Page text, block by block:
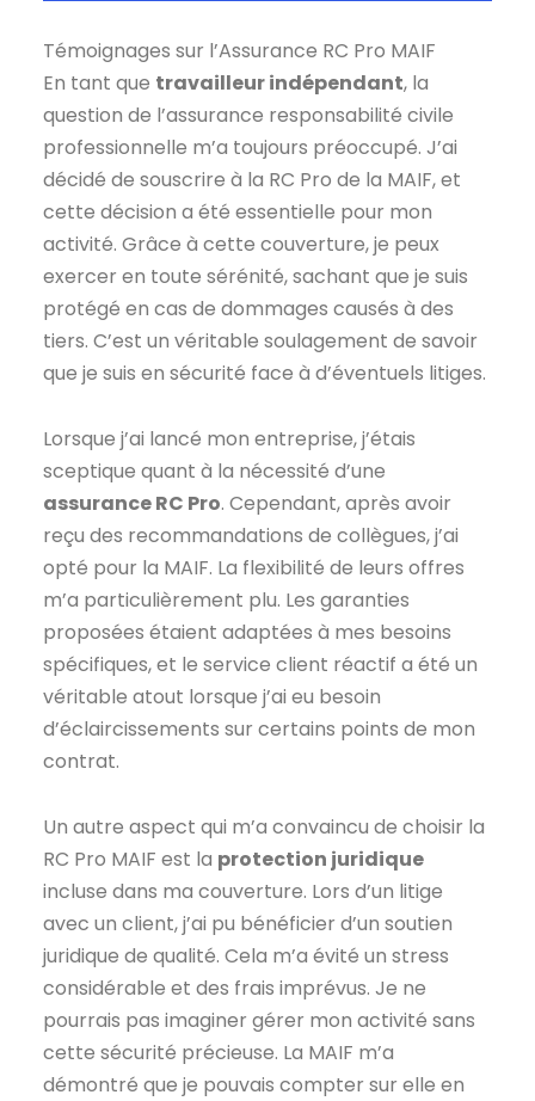
Témoignages sur l’Assurance RC Pro MAIF
En tant que travailleur indépendant, la
question de l’assurance responsabilité civile
professionnelle m’a toujours préoccupé. J’ai
décidé de souscrire à la RC Pro de la MAIF, et
cette décision a été essentielle pour mon
activité. Grâce à cette couverture, je peux
exercer en toute sérénité, sachant que je suis
protégé en cas de dommages causés à des
tiers. C’est un véritable soulagement de savoir
que je suis en sécurité face à d’éventuels litiges.
Lorsque j’ai lancé mon entreprise, j’étais
sceptique quant à la nécessité d’une
assurance RC Pro. Cependant, après avoir
reçu des recommandations de collègues, j’ai
opté pour la MAIF. La flexibilité de leurs offres
m’a particulièrement plu. Les garanties
proposées étaient adaptées à mes besoins
spécifiques, et le service client réactif a été un
véritable atout lorsque j’ai eu besoin
d’éclaircissements sur certains points de mon
contrat.
Un autre aspect qui m’a convaincu de choisir la
RC Pro MAIF est la protection juridique
incluse dans ma couverture. Lors d’un litige
avec un client, j’ai pu bénéficier d’un soutien
juridique de qualité. Cela m’a évité un stress
considérable et des frais imprévus. Je ne
pourrais pas imaginer gérer mon activité sans
cette sécurité précieuse. La MAIF m’a
démontré que je pouvais compter sur elle en